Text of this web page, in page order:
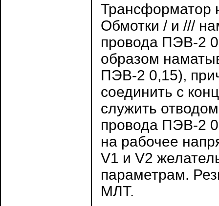
Трансформатор
Обмотки / и ///
провода ПЭВ-2
образом
ПЭВ-2 0,15),
соединить с
служить
провода ПЭВ-2
на рабочее
V1 и V2
параметрам.
МЛТ.